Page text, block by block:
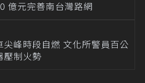
億元完善南台灣路網
尖峰時段自燃 文化所警員百公
壓制火勢